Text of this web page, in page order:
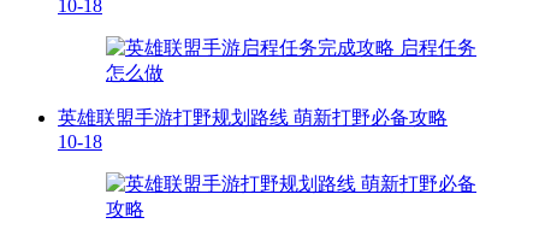
10-18
英雄联盟手游打野规划路线 萌新打野必备攻略
10-18